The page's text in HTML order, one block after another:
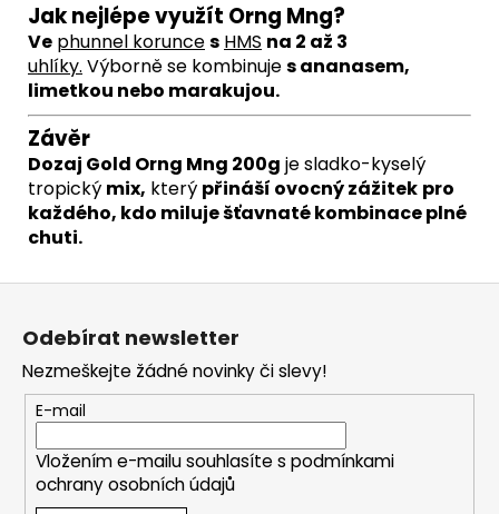
Jak nejlépe využít Orng Mng?
Ve phunnel korunces HMS na 2 až 3
uhlíky. Výborně se kombinujes ananasem,
limetkou nebo marakujou.
Závěr
Dozaj Gold Orng Mng 200g je sladko-kyselý
tropický mix, který přináší ovocný zážitek pro
každého, kdo miluje šťavnaté kombinace plné
chuti.
Odebírat newsletter
Nezmeškejte žádné novinky či slevy!
E-mail
Vložením e-mailu souhlasíte s podmínkami
ochrany osobních údajů